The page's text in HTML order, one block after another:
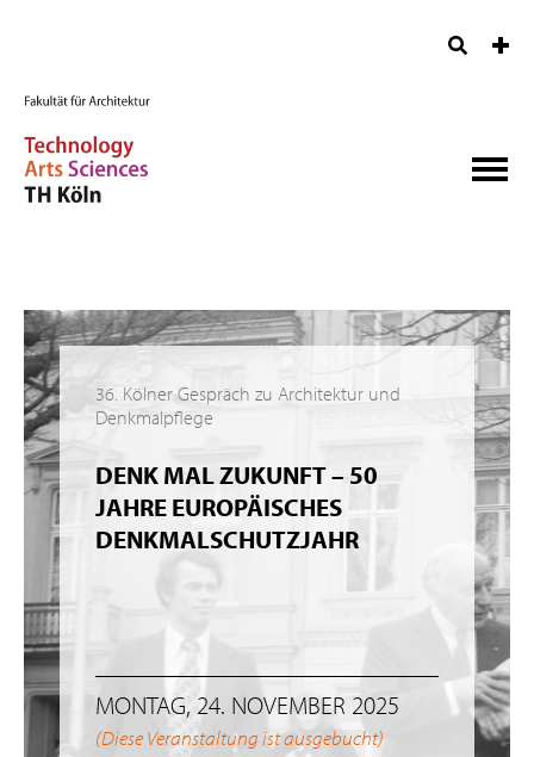
36. Kölner Gespräch zu Architektur und
Denkmalpflege
DENK MAL ZUKUNFT – 50
JAHRE EUROPÄISCHES
DENKMALSCHUTZJAHR
MONTAG, 24. NOVEMBER 2025
(Diese Veranstaltung ist ausgebucht)